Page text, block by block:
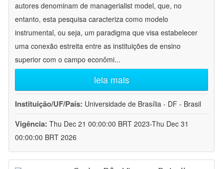
autores denominam de managerialist model, que, no
entanto, esta pesquisa caracteriza como modelo
instrumental, ou seja, um paradigma que visa estabelecer
uma conexão estreita entre as instituições de ensino
superior com o campo econômi...
leia mais
Instituição/UF/País: Universidade de Brasília - DF - Brasil
Vigência: Thu Dec 21 00:00:00 BRT 2023-Thu Dec 31
00:00:00 BRT 2026